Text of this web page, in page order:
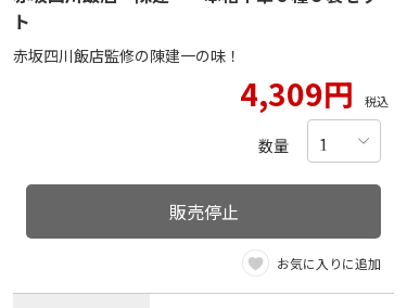
ト
赤坂四川飯店監修の陳建一の味！
4,309円 税込
数量
販売停止
お気に入りに追加